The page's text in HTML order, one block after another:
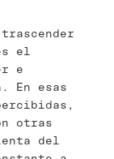
el
e
En esas
otras
del